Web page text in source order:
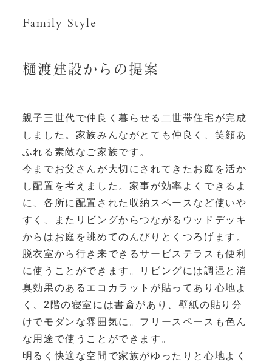
Family Style
樋渡建設からの提案
親子三世代で仲良く暮らせる二世帯住宅が完成
しました。家族みんながとても仲良く、笑顔あ
ふれる素敵なご家族です。
今までお父さんが大切にされてきたお庭を活か
し配置を考えました。家事が効率よくできるよ
に、各所に配置された収納スペースなど使いや
すく、またリビングからつながるウッドデッキ
からはお庭を眺めてのんびりとくつろげます。
脱衣室から行き来できるサービステラスも便利
に使うことができます。リビングには調湿と消
臭効果のあるエコカラットが貼ってあり心地よ
く、2階の寝室には書斎があり、壁紙の貼り分
けでモダンな雰囲気に。フリースペースも色ん
な用途で使うことができます。
明るく快適な空間で家族がゆったりと心地よく